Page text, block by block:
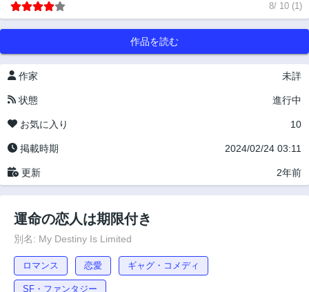
8/ 10 (1)
作品を読む
作家 未詳
状態 進行中
お気に入り 10
掲載時期 2024/02/24 03:11
更新 2年前
運命の恋人は期限付き
別名: My Destiny Is Limited
ロマンス 恋愛 ギャグ・コメディ
SF・ファンタジー